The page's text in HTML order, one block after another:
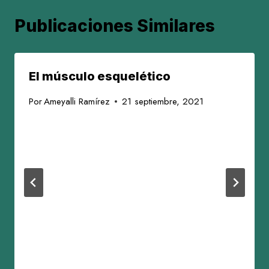
Publicaciones Similares
El músculo esquelético
PorAmeyalli Ramírez 21 septiembre, 2021